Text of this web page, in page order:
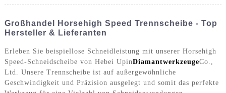
Großhandel Horsehigh Speed ​​Trennscheibe - Top
Hersteller & Lieferanten
Erleben Sie beispiellose Schneidleistung mit unserer Horsehigh
Speed-Schneidscheibe von Hebei UpinDiamantwerkzeugeCo.,
Ltd. Unsere Trennscheibe ist auf außergewöhnliche
Geschwindigkeit und Präzision ausgelegt und somit das perfekte